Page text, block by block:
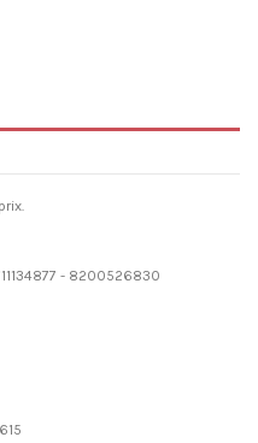
- 8200526830